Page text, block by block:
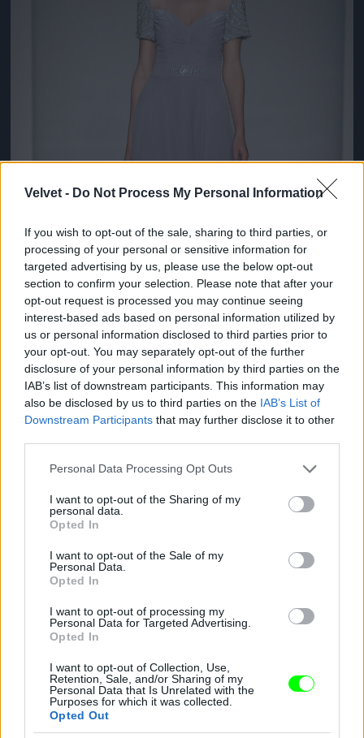
Velvet - Do Not Process My Personal Information
If you wish to opt-out of the sale, sharing to third parties, or
processing of your personal or sensitive information for
targeted advertising by us, please use the below opt-out
section to confirm your selection. Please note that after your
opt-out request is processed you may continue seeing
interest-based ads based on personal information utilized by
us or personal information disclosed to third parties prior to
your opt-out. You may separately opt-out of the further
disclosure of your personal information by third parties on the
IAB’s list of downstream participants. This information may
also be disclosed by us to third parties on the IAB’s List of
Downstream Participants that may further disclose it to other
Please note that this website/app uses one or more Google
not limited to your visit or usage behaviour. You may click to
grant or deny consent to Google and its third-party tags to
use your data for below specified purposes in below Google
consent section.
Personal Data Processing Opt Outs
I want to opt-out of the Sharing of my
personal data.
Opted In
I want to opt-out of the Sale of my
Personal Data.
Opted In
I want to opt-out of processing my
Personal Data for Targeted Advertising.
Opted In
I want to opt-out of Collection, Use,
Retention, Sale, and/or Sharing of my
Personal Data that Is Unrelated with the
Purposes for which it was collected.
Opted Out
Hát nem egy tipikus menyasszonyi ruha, ugye?
Fotó: JP Yim / Getty Images Hungary #8